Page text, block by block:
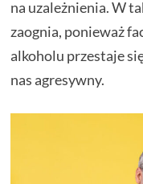
na uzależnienia. W
zaognia, ponieważ
alkoholu przestaje
nas agresywny.